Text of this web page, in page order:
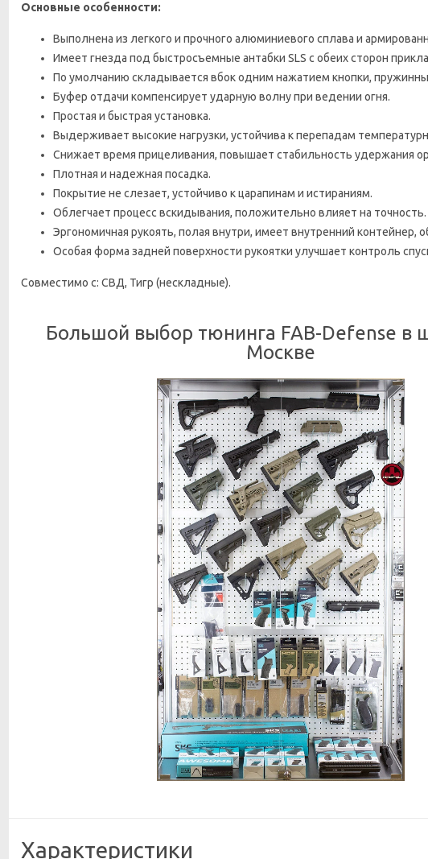
Основные особенности:
Выполнена из легкого и прочного алюминиевого сплава и
Имеет гнезда под быстросъемные антабки SLS с обеих сторон
По умолчанию складывается вбок одним нажатием кнопки,
Буфер отдачи компенсирует ударную волну при ведении огня.
Простая и быстрая установка.
Выдерживает высокие нагрузки, устойчива к перепадам
Снижает время прицеливания, повышает стабильность удержания
Плотная и надежная посадка.
Покрытие не слезает, устойчиво к царапинам и истираниям.
Облегчает процесс вскидывания, положительно влияет на точность.
Эргономичная рукоять, полая внутри, имеет внутренний контейнер,
Особая форма задней поверхности рукоятки улучшает контроль
Совместимо с: СВД, Тигр (нескладные).
Большой выбор тюнинга FAB-Defense в
Москве
Характеристики